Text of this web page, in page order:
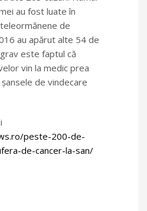
au fost luate în
de
au apărut alte 54 de
este faptul că
vin la medic prea
de vindecare
peste-200-de-
de-cancer-la-san/